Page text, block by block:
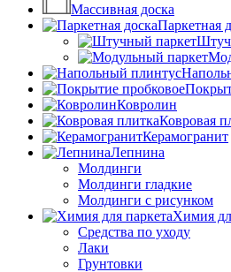
Массивная доска
Паркетная
Ковролин
Ковровая
Керамогранит
Лепнина
Молдинги
Молдинги гладкие
Молдинги с рисунком
Химия
Средства по уходу
Лаки
Грунтовки